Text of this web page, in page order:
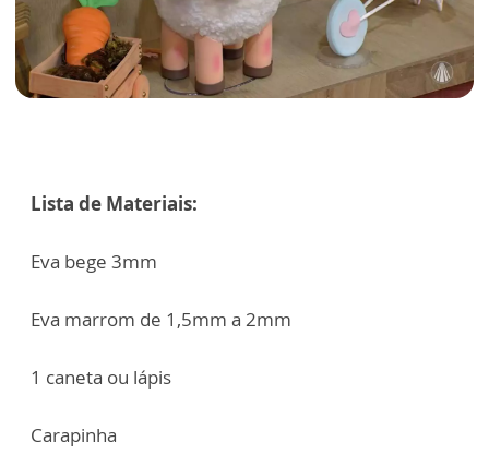
Lista de Materiais:
Eva bege 3mm
Eva marrom de 1,5mm a 2mm
1 caneta ou lápis
Carapinha